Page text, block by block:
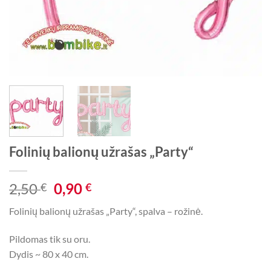
Folinių balionų užrašas „Party“
2,50€ Original
price
was:
2,50 €.
0,90€Current
is:
Folinių balionų užrašas „Party“, spalva – rožinė.
Pildomas tik su oru.
Dydis ~ 80 x 40 cm.